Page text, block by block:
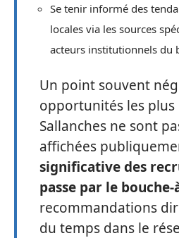
Se tenir informé des
locales via les sources
acteurs institutionnels du
Un point souvent
opportunités les plus
Sallanches ne sont
affichées
significative des
passe par le
recommandations
du temps dans le